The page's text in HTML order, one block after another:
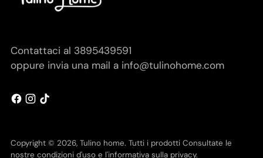
Contattaci al 3895439591
oppure invia una mail a info@tulinohome.com
Copyright © 2026, Tulino home. Tutti i prodotti Consultate le
nostre condizioni d'uso e l'informativa sulla privacy.